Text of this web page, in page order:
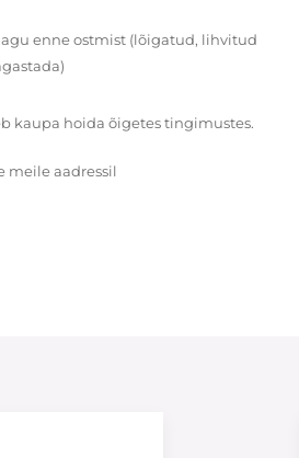
enne ostmist (lõigatud, lihvitud
kaupa hoida õigetes tingimustes.
meile aadressil